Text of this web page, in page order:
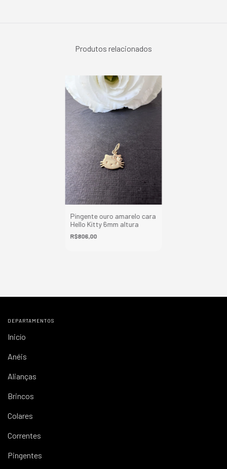
Produtos relacionados
Pingente ouro amarelo cara
Hello Kitty 6mm altura
R$806,00
DEPARTAMENTOS
Inicío
Anéis
Alianças
Brincos
Colares
Correntes
Pingentes